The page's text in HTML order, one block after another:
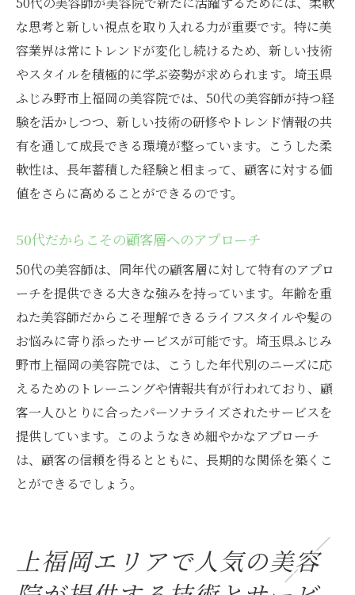
な思考と新しい視点を取り入れる力が重要です。特に美
容業界は常にトレンドが変化し続けるため、新しい技術
やスタイルを積極的に学ぶ姿勢が求められます。埼玉県
ふじみ野市上福岡の美容院では、50代の美容師が持つ経
験を活かしつつ、新しい技術の研修やトレンド情報の共
有を通して成長できる環境が整っています。こうした柔
軟性は、長年蓄積した経験と相まって、顧客に対する価
値をさらに高めることができるのです。
50代だからこその顧客層へのアプローチ
50代の美容師は、同年代の顧客層に対して特有のアプロ
ーチを提供できる大きな強みを持っています。年齢を重
ねた美容師だからこそ理解できるライフスタイルや髪の
お悩みに寄り添ったサービスが可能です。埼玉県ふじみ
野市上福岡の美容院では、こうした年代別のニーズに応
えるためのトレーニングや情報共有が行われており、顧
客一人ひとりに合ったパーソナライズされたサービスを
提供しています。このようなきめ細やかなアプローチ
は、顧客の信頼を得るとともに、長期的な関係を築くこ
とができるでしょう。
上福岡エリアで人気の美容